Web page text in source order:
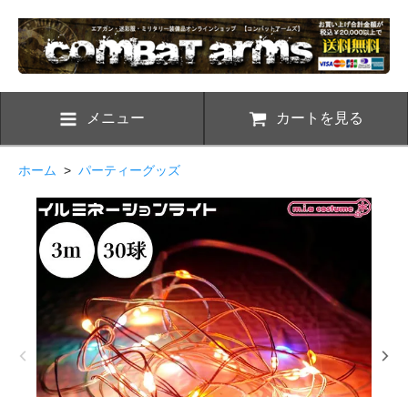
メニュー カートを見る
ホーム > パーティーグッズ